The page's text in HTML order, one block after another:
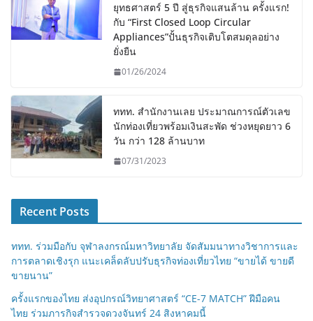
ยุทธศาสตร์ 5 ปี สู่ธุรกิจแสนล้าน ครั้งแรก!
กับ “First Closed Loop Circular
Appliances”ปั้นธุรกิจเติบโตสมดุลอย่าง
ยั่งยืน
01/26/2024
ททท. สำนักงานเลย ประมาณการณ์ตัวเลข
นักท่องเที่ยวพร้อมเงินสะพัด ช่วงหยุดยาว 6
วัน กว่า 128 ล้านบาท
07/31/2023
Recent Posts
ททท. ร่วมมือกับ จุฬาลงกรณ์มหาวิทยาลัย จัดสัมมนาทางวิชาการและ
การตลาดเชิงรุก แนะเคล็ดลับปรับธุรกิจท่องเที่ยวไทย “ขายได้ ขายดี
ขายนาน”
ครั้งแรกของไทย ส่งอุปกรณ์วิทยาศาสตร์ “CE-7 MATCH” ฝีมือคน
ไทย ร่วมภารกิจสำรวจดวงจันทร์ 24 สิงหาคมนี้